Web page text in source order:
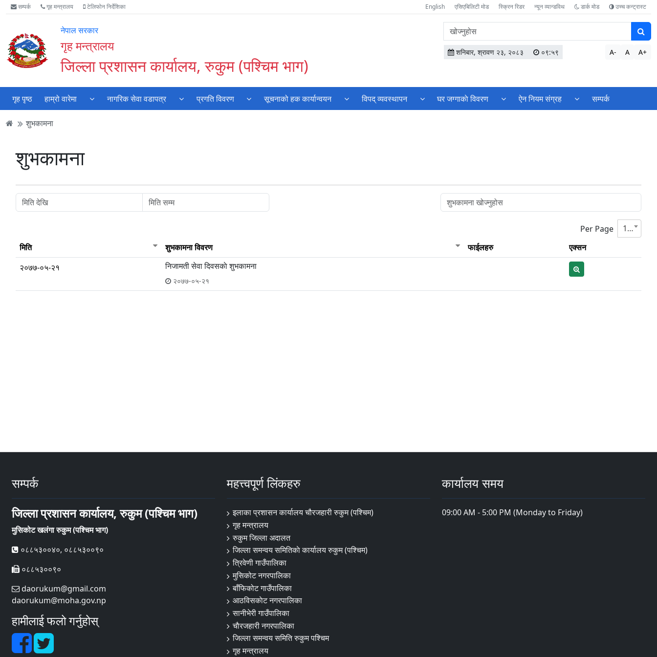
Accessibility
Mode
गर्नुहोस्
मुख्य
सामाग्री
मुख्य
नेभिगेसन
वेबसाइट
खोजमा
सम्पर्क गृह मन्त्रालय टेलिफोन निर्देशिका English एसिएबिलिटी मोड स्क्रिन रिडर न्यून व्यान्डविथ डार्क मोड उच्च कन्ट्रास्ट
नेपाल सरकार
गृह मन्त्रालय
जिल्ला प्रशासन कार्यालय, रुकुम (पश्चिम भाग)
वेबसाइटमा
सामग्री
खोज्नुहोस
शनिबार, श्रावण २३, २०८३ ०९:५९ A- A A+
गृह पृष्ठ हाम्रो वारेमा नागरिक सेवा वडापत्र प्रगति विवरण सूचनाको हक कार्यान्वयन विपद् व्यवस्थापन घर जग्गाकाे विवरण ऐन नियम संग्रह सम्पर्क
शुभकामना
शुभकामना
Per Page
10
मिति
शुभकामना विवरण फाईलहरु
एक्सन
२०७७-०५-२१
निजामती सेवा दिवसकाे शुभकामना
२०७७-०५-२१
सम्पर्क
जिल्ला प्रशासन कार्यालय, रुकुम (पश्चिम भाग)
मुसिकोट खलंगा रुकुम (पश्चिम भाग)
०८८५३००४०, ०८८५३००९०
०८८५३००९०
daorukum@gmail.com
daorukum@moha.gov.np
हामीलाई फलो गर्नुहोस्
महत्त्वपूर्ण लिंकहरु
इलाका प्रशासन कार्यालय चौरजहारी रुकुम (पश्चिम)
गृह मन्त्रालय
रुकुम जिल्ला अदालत
जिल्ला समन्वय समितिकाे कार्यालय रुकुम (पश्चिम)
त्रिवेणी गाउँपालिका
मुसिकोट नगरपालिका
बाँफिकोट गाउँपालिका
आठविसकाेट नगरपालिका
सानीभेरी गाउँपालिका
चाैरजहारी नगरपालिका
जिल्ला समन्वय समिति रुकुम पश्चिम
गृह मन्त्रालय
कार्यालय समय
09:00 AM - 5:00 PM (Monday to Friday)